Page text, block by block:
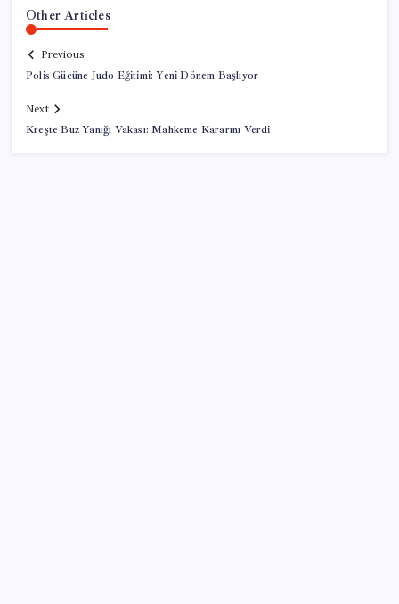
Other Articles
Previous
Polis Gücüne Judo Eğitimi: Yeni Dönem Başlıyor
Next
Kreşte Buz Yanığı Vakası: Mahkeme Kararını Verdi